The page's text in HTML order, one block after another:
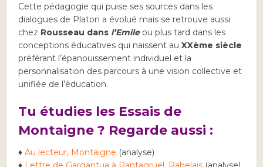
Cette pédagogie qui puise ses sources dans les
dialogues de Platon a évolué mais se retrouve aussi
chez Rousseau dans l’Emileou plus tard dans les
conceptions éducatives qui naissent auXXème siècle
préférant l’épanouissement individuel et la
personnalisation des parcours à une vision collective et
unifiée de l’éducation.
Tu étudies les Essais de
Montaigne ? Regarde aussi :
♦Au lecteur, Montaigne (analyse)